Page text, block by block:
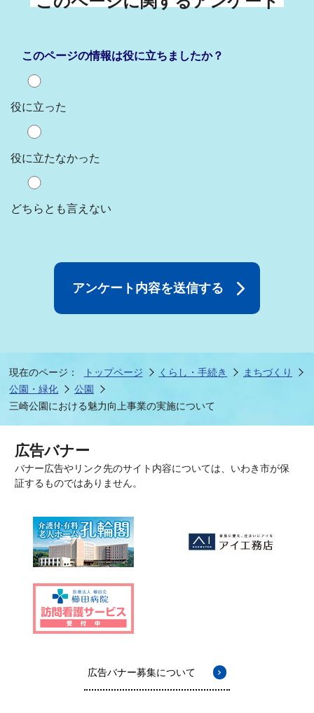
このページの情報は役に立ちましたか？
役に立った
役に立たなかった
どちらとも言えない
現在のページ： トップページ くらし・手続き
まちづくり
公園・緑化
公園
三崎公園における魅力向上事業の実施について
広告バナー
バナー広告やリンク先のサイト内容については、いわき市が保
証するものではありません。
広告バナー募集について